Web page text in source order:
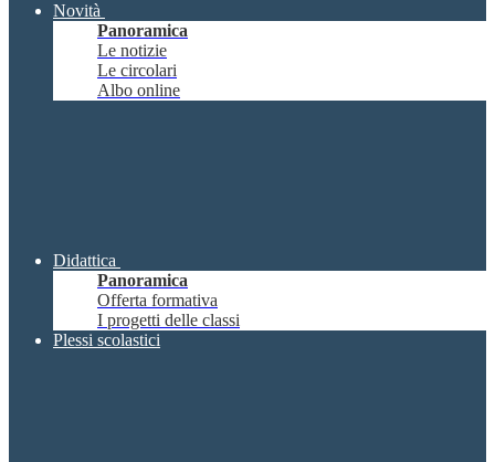
Novità
Panoramica
Le notizie
Le circolari
Albo online
Didattica
Panoramica
Offerta formativa
I progetti delle classi
Plessi scolastici